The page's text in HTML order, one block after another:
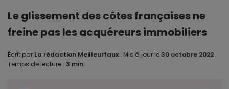
Le glissement des côtes françaises ne
freine pas les acquéreurs immobiliers
Écrit par La rédaction Meilleurtaux . Mis à jour le30 octobre 2022 .
Temps de lecture : 3 min